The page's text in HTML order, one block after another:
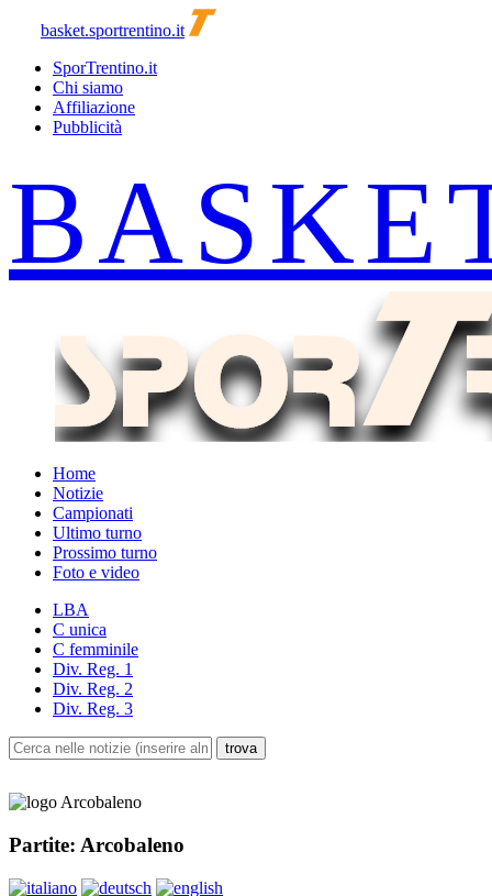
basket.sportrentino.it
SporTrentino.it
Chi siamo
Affiliazione
Pubblicità
Home
Notizie
Campionati
Ultimo turno
Prossimo turno
Foto e video
LBA
C unica
C femminile
Div. Reg. 1
Div. Reg. 2
Div. Reg. 3
Partite: Arcobaleno